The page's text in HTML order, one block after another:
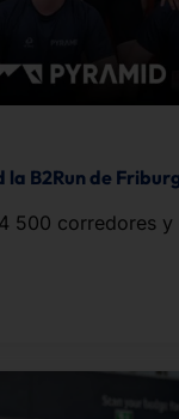
la B2Run de
500 corredores
de unos cinco